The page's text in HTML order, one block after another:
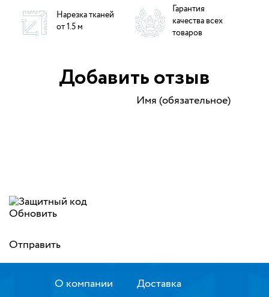
Нарезка тканей
от 1.5 м
Гарантия
качества всех
товаров
Добавить отзыв
Имя (обязательное)
Обновить
Отправить
О компании
Доставка